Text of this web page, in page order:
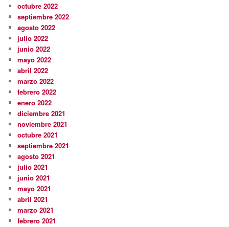
octubre 2022
septiembre 2022
agosto 2022
julio 2022
junio 2022
mayo 2022
abril 2022
marzo 2022
febrero 2022
enero 2022
diciembre 2021
noviembre 2021
octubre 2021
septiembre 2021
agosto 2021
julio 2021
junio 2021
mayo 2021
abril 2021
marzo 2021
febrero 2021